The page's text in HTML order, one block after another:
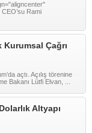
Rami
Kurumsal Çağrı
açtı. Açılış törenine
Bakanı Lütfi Elvan, ...
Altyapı